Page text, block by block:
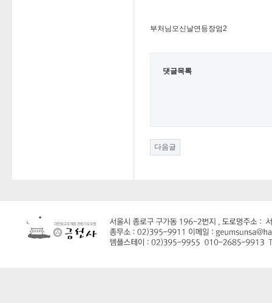
부처님오신날연등장엄2
댓글목록
다음글